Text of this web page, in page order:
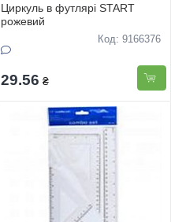
Циркуль в футлярi START
рожевий
Код: 9166376
29.56 ₴